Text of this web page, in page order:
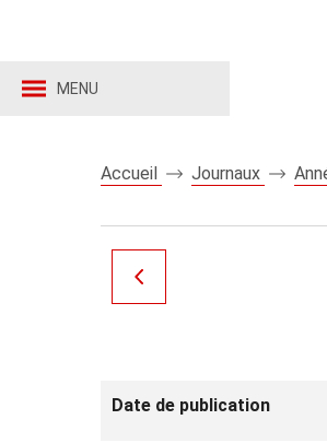
MENU
Accueil Journaux
Date de publication